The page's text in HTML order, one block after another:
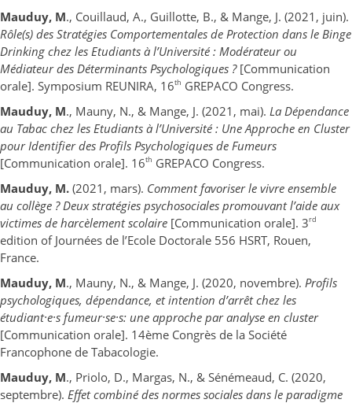
Mauduy, M., Couillaud, A., Guillotte, B., & Mange, J. (2021, juin).
Rôle(s) des Stratégies Comportementales de Protection dans le Binge
Drinking chez les Etudiants à l’Université : Modérateur ou
Médiateur des Déterminants Psychologiques ? [Communication
orale]. Symposium REUNIRA, 16th GREPACO Congress.
Mauduy, M., Mauny, N., & Mange, J. (2021, mai). La Dépendance
au Tabac chez les Etudiants à l’Université : Une Approche en Cluster
pour Identifier des Profils Psychologiques de Fumeurs
[Communication orale]. 16th GREPACO Congress.
Mauduy, M. (2021, mars). Comment favoriser le vivre ensemble
au collège ? Deux stratégies psychosociales promouvant l’aide aux
victimes de harcèlement scolaire [Communication orale]. 3rd
edition of Journées de l’Ecole Doctorale 556 HSRT, Rouen,
France.
Mauduy, M., Mauny, N., & Mange, J. (2020, novembre). Profils
psychologiques, dépendance, et intention d’arrêt chez les
étudiant·e·s fumeur·se·s: une approche par analyse en cluster
[Communication orale]. 14ème Congrès de la Société
Francophone de Tabacologie.
Mauduy, M., Priolo, D., Margas, N., & Sénémeaud, C. (2020,
septembre). Effet combiné des normes sociales dans le paradigme